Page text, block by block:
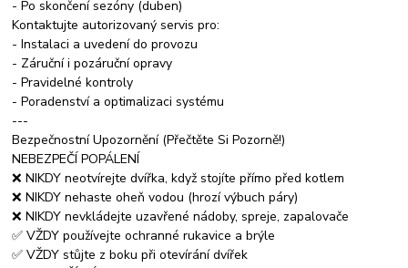
- Po skončení sezóny (duben)
Kontaktujte autorizovaný servis pro:
- Instalaci a uvedení do provozu
- Záruční i pozáruční opravy
- Pravidelné kontroly
- Poradenství a optimalizaci systému
---
Bezpečnostní Upozornění (Přečtěte Si Pozorně!)
NEBEZPEČÍ POPÁLENÍ
❌ NIKDY neotvírejte dvířka, když stojíte přímo před kotlem
❌ NIKDY nehaste oheň vodou (hrozí výbuch páry)
❌ NIKDY nevkládejte uzavřené nádoby, spreje, zapalovače
✅ VŽDY používejte ochranné rukavice a brýle
✅ VŽDY stůjte z boku při otevírání dvířek